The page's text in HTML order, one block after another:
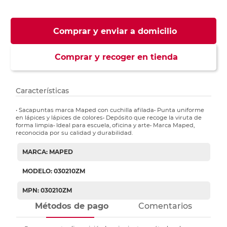
Comprar y enviar a domicilio
Comprar y recoger en tienda
Características
• Sacapuntas marca Maped con cuchilla afilada• Punta uniforme
en lápices y lápices de colores• Depósito que recoge la viruta de
forma limpia• Ideal para escuela, oficina y arte• Marca Maped,
reconocida por su calidad y durabilidad.
MARCA: MAPED
MODELO: 030210ZM
MPN: 030210ZM
Métodos de pago Comentarios